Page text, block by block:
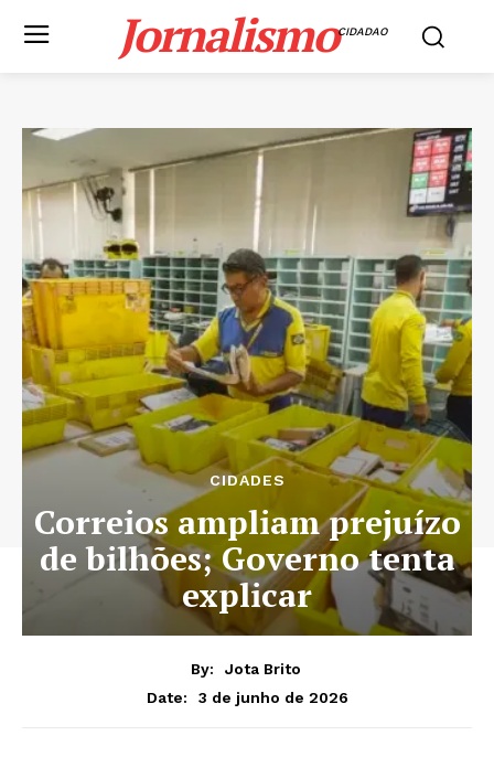
JornalismoCIDADAO
CIDADES
Correios ampliam prejuízo
de bilhões; Governo tenta
explicar
By:
Jota Brito
Date:
3 de junho de 2026